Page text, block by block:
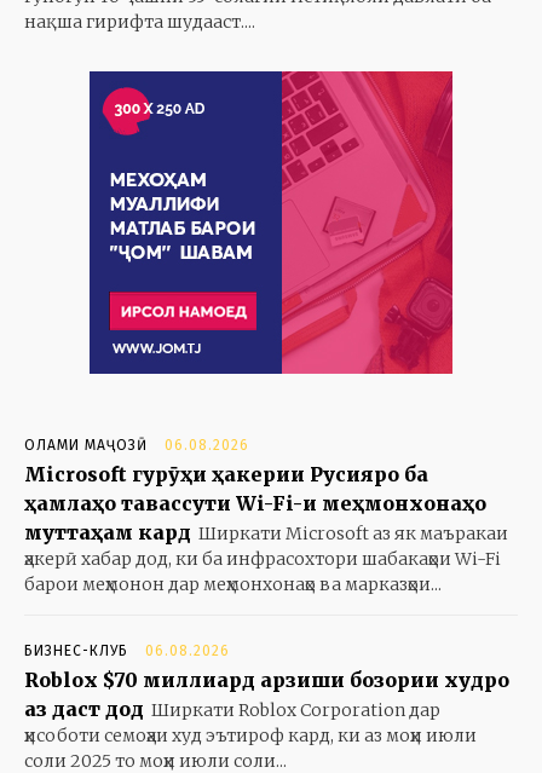
нақша гирифта шудааст....
ОЛАМИ МАҶОЗӢ 06.08.2026
Microsoft гурӯҳи ҳакерии Русияро ба
ҳамлаҳо тавассути Wi-Fi-и меҳмонхонаҳо
муттаҳам кард Ширкати Microsoft аз як маъракаи
ҳакерӣ хабар дод, ки ба инфрасохтори шабакаҳои Wi-Fi
барои меҳмонон дар меҳмонхонаҳо ва марказҳои...
БИЗНЕС-КЛУБ 06.08.2026
Roblox $70 миллиард арзиши бозории худро
аз даст дод Ширкати Roblox Corporation дар
ҳисоботи семоҳаи худ эътироф кард, ки аз моҳи июли
соли 2025 то моҳи июли соли...